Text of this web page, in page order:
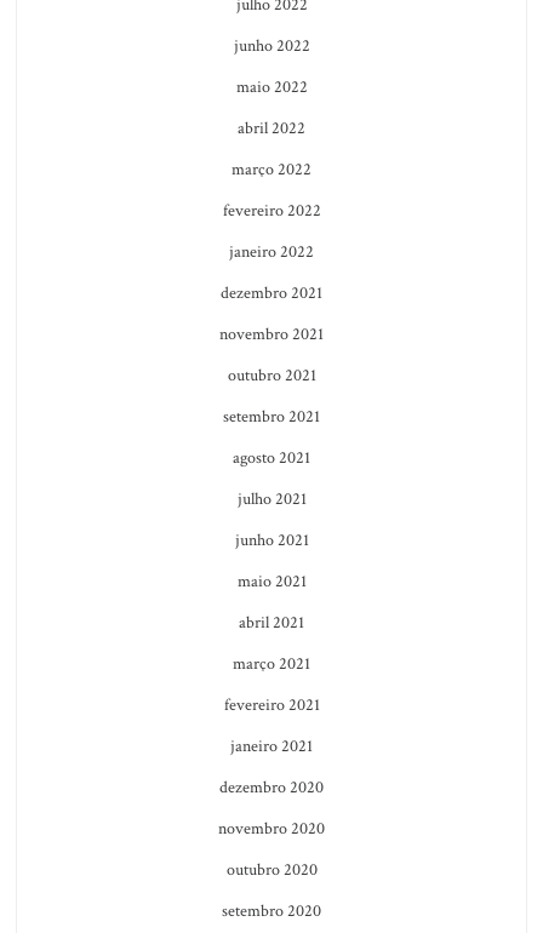
julho 2022
junho 2022
maio 2022
abril 2022
março 2022
fevereiro 2022
janeiro 2022
dezembro 2021
novembro 2021
outubro 2021
setembro 2021
agosto 2021
julho 2021
junho 2021
maio 2021
abril 2021
março 2021
fevereiro 2021
janeiro 2021
dezembro 2020
novembro 2020
outubro 2020
setembro 2020